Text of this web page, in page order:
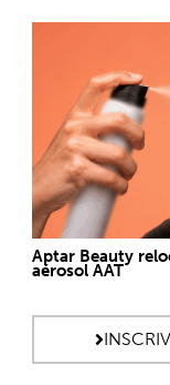
Aptar Beauty
aérosol AAT